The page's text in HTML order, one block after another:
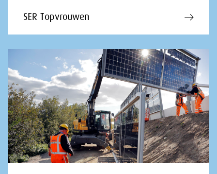
SER Topvrouwen